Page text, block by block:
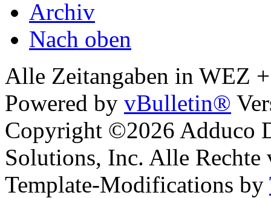
Archiv
Nach oben
Alle Zeitangaben in WEZ
Powered by vBulletin®
Copyright ©2026 Adduco
Solutions, Inc. Alle Rechte
Template-Modifications by